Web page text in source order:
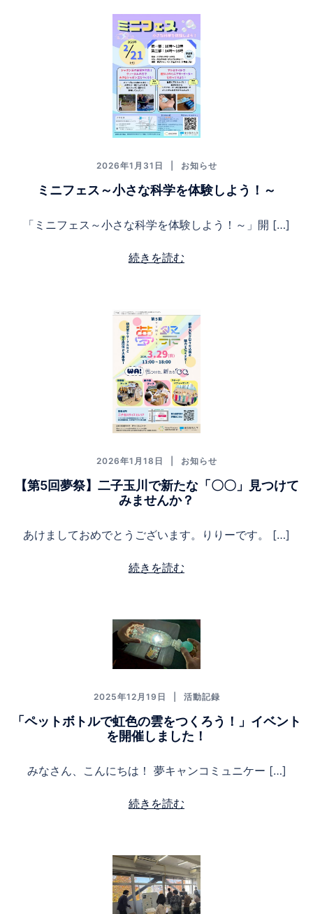
2026年1月31日 お知らせ
ミニフェス～小さな科学を体験しよう！～
「ミニフェス～小さな科学を体験しよう！～」開 […]
続きを読む
2026年1月18日 お知らせ
【第5回夢祭】二子玉川で新たな「〇〇」見つけて
みませんか？
あけましておめでとうございます。りりーです。 […]
続きを読む
2025年12月19日 活動記録
「ペットボトルで虹色の雲をつくろう！」イベント
を開催しました！
みなさん、こんにちは！ 夢キャンコミュニケー […]
続きを読む